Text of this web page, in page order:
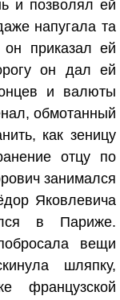
и позволял ей
напугала та
он приказал ей
он дал ей
и валюты
обмотанный
как зеницу
отцу по
занимался
Яковлевича
в Париже.
вещи
шляпку,
французской